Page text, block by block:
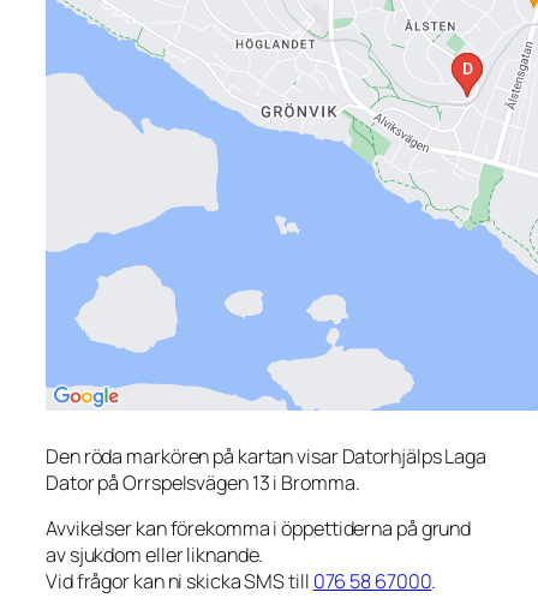
Den röda markören på kartan visar Datorhjälps Laga
Dator på Orrspelsvägen 13 i Bromma.
Avvikelser kan förekomma i öppettiderna på grund
av sjukdom eller liknande.
Vid frågor kan ni skicka SMS till 076 58 67000.